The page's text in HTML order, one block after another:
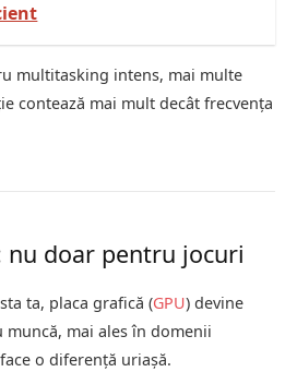
multitasking intens, mai multe
contează mai mult decât frecvența
nu doar pentru jocuri
ta, placa grafică (GPU) devine
mai ales în domenii
o diferență uriașă.